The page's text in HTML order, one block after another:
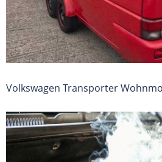
Volkswagen Transporter